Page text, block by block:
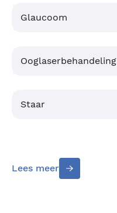
Glaucoom
Ooglaserbehandeling
Staar
Lees meer